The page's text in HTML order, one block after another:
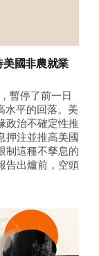
美國非農就業
暫停了前一日
水平的回落。美
政治不確定性推
押注並推高美國
制這種不孳息的
告出爐前，空頭